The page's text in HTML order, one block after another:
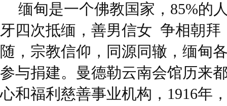
缅甸是一个佛教国家，85%的
牙四次抵缅，善男信女 争相朝拜
随，宗教信仰，同源同辙，缅甸
参与捐建。曼德勒云南会馆历来
心和福利慈善事业机构，1916年